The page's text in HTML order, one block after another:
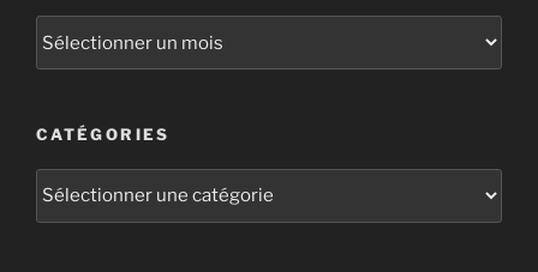
CATÉGORIES